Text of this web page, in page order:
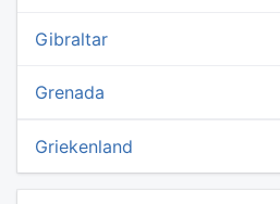
Gibraltar
Grenada
Griekenland